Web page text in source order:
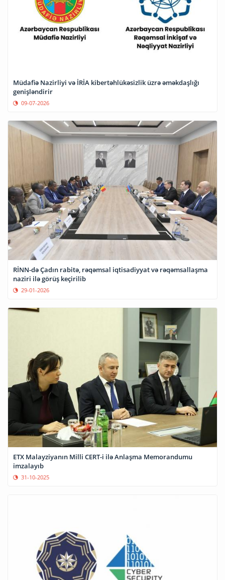
Müdafiə Nazirliyi və İRİA kibertəhlükəsizlik üzrə əməkdaşlığı
genişləndirir
09-07-2026
RİNN-də Çadın rabitə, rəqəmsal iqtisadiyyat və rəqəmsallaşma
naziri ilə görüş keçirilib
29-01-2026
ETX Malayziyanın Milli CERT-i ilə Anlaşma Memorandumu
imzalayıb
31-10-2025